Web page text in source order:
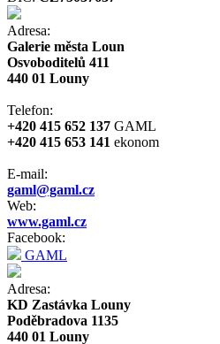
Adresa:
Galerie města Loun
Osvoboditelů 411
440 01 Louny
Telefon:
+420 415 652 137 GAML
+420 415 653 141 ekonom
E-mail:
gaml@gaml.cz
Web:
www.gaml.cz
Facebook:
GAML
Adresa:
KD Zastávka Louny
Poděbradova 1135
440 01 Louny